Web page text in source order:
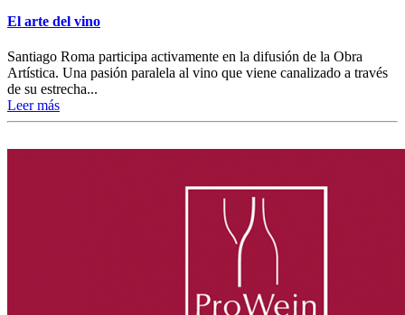
El arte del vino
Santiago Roma participa activamente en la difusión de la Obra
Artística. Una pasión paralela al vino que viene canalizado a través
de su estrecha...
Leer más